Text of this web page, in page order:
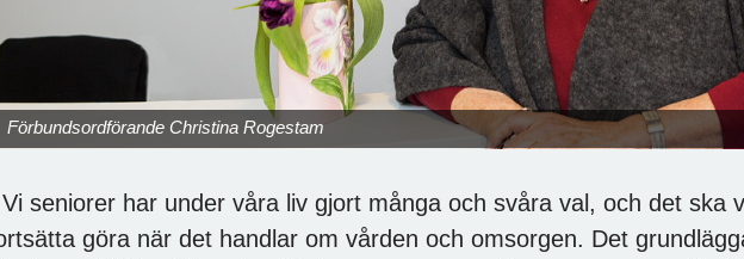
Förbundsordförande Christina Rogestam
seniorer har under våra liv gjort många och svåra val, och det ska
göra när det handlar om vården och omsorgen. Det